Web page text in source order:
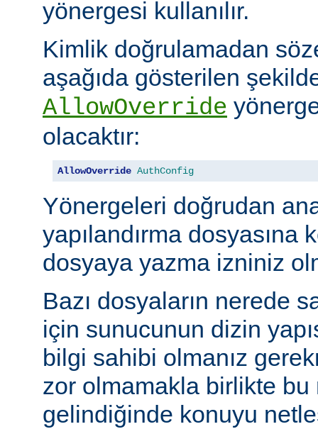
yönergesi kullanılır.
Kimlik doğrulamadan
aşağıda gösterilen
AllowOverride
olacaktır:
AllowOverride AuthConfig
Yönergeleri doğrudan
yapılandırma dosyasına
dosyaya yazma izniniz
Bazı dosyaların nerede
için sunucunun dizin
bilgi sahibi olmanız
zor olmamakla birlikte bu
gelindiğinde konuyu